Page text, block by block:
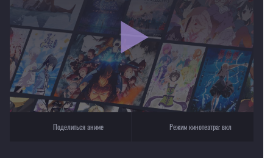
Для просмотра некоторых аниме необходимо установить VPN
Текущее воспроизведение：Клёвая пара
Поделиться аниме Режим кинотеатра:вкл